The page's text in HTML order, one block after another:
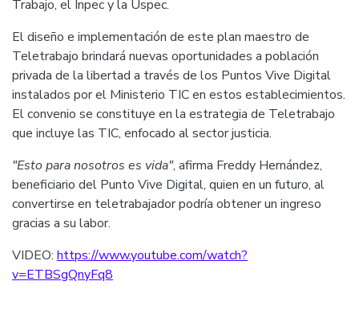
Trabajo, el Inpec y la Uspec.
El diseño e implementación de este plan maestro de
Teletrabajo brindará nuevas oportunidades a población
privada de la libertad a través de los Puntos Vive Digital
instalados por el Ministerio TIC en estos establecimientos.
El convenio se constituye en la estrategia de Teletrabajo
que incluye las TIC, enfocado al sector justicia.
"Esto para nosotros es vida", afirma Freddy Hernández,
beneficiario del Punto Vive Digital, quien en un futuro, al
convertirse en teletrabajador podría obtener un ingreso
gracias a su labor.
VIDEO: https://www.youtube.com/watch?
v=ETBSgQnyFq8